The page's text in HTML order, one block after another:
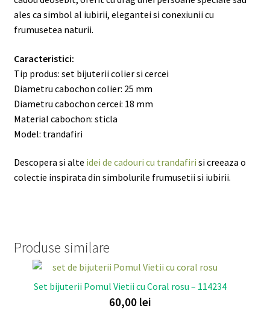
ales ca simbol al iubirii, elegantei si conexiunii cu
frumusetea naturii.
Caracteristici:
Tip produs: set bijuterii colier si cercei
Diametru cabochon colier: 25 mm
Diametru cabochon cercei: 18 mm
Material cabochon: sticla
Model: trandafiri
Descopera si alte idei de cadouri cu trandafiri si creeaza o
colectie inspirata din simbolurile frumusetii si iubirii.
Produse similare
Set bijuterii Pomul Vietii cu Coral rosu – 114234
60,00 lei